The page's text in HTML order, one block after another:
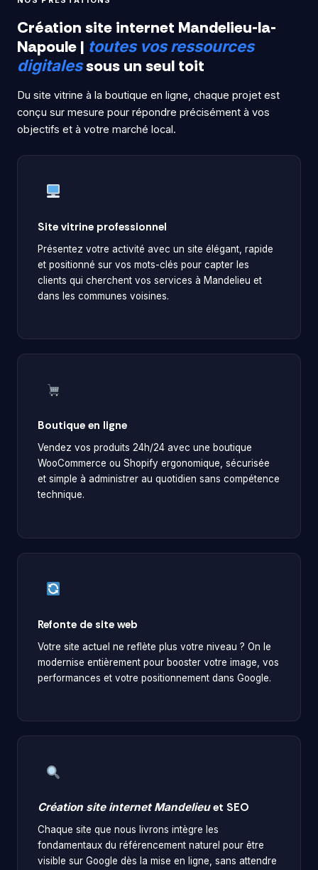
Création site internet Mandelieu-la-
Napoule | toutes vos ressources
digitalessous un seul toit
Du site vitrine à la boutique en ligne, chaque projet est
conçu sur mesure pour répondre précisément à vos
objectifs et à votre marché local.
Site vitrine professionnel
Présentez votre activité avec un site élégant, rapide
et positionné sur vos mots-clés pour capter les
clients qui cherchent vos services à Mandelieu et
dans les communes voisines.
Boutique en ligne
Vendez vos produits 24h/24 avec une boutique
WooCommerce ou Shopify ergonomique, sécurisée
et simple à administrer au quotidien sans compétence
technique.
Refonte de site web
Votre site actuel ne reflète plus votre niveau ? On le
modernise entièrement pour booster votre image, vos
performances et votre positionnement dans Google.
Création site internet Mandelieuet SEO
Chaque site que nous livrons intègre les
fondamentaux du référencement naturel pour être
visible sur Google dès la mise en ligne, sans attendre